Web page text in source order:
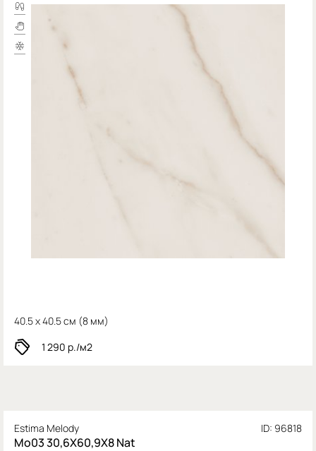
40.5 x 40.5 см (8 мм)
1 290 р./м2
Estima Melody ID: 96818
Mo03 30,6X60,9X8 Nat